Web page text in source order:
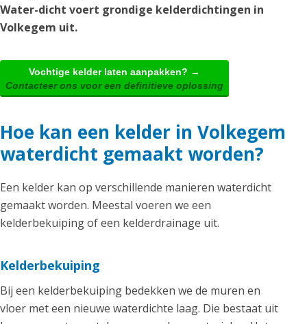
Water-dicht voert grondige kelderdichtingen in
Volkegem uit.
Vochtige kelder laten aanpakken? →
Contacteer ons voor een definitieve oplossing
Hoe kan een kelder in Volkegem
waterdicht gemaakt worden?
Een kelder kan op verschillende manieren waterdicht
gemaakt worden. Meestal voeren we een
kelderbekuiping of een kelderdrainage uit.
Kelderbekuiping
Bij een kelderbekuiping bedekken we de muren en
vloer met een nieuwe waterdichte laag. Die bestaat uit